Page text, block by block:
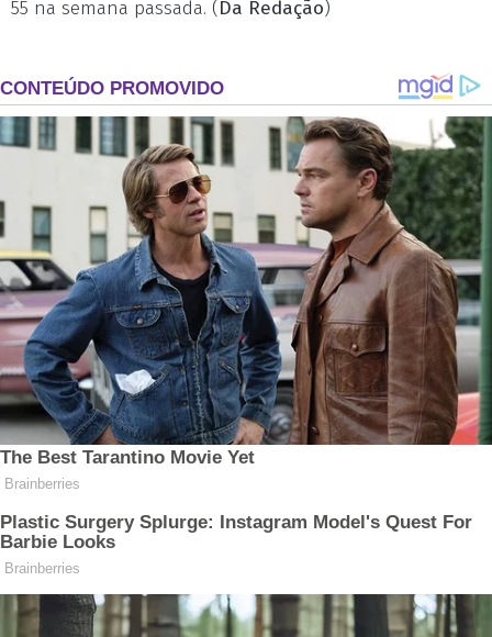
55 na semana passada. (Da Redação)